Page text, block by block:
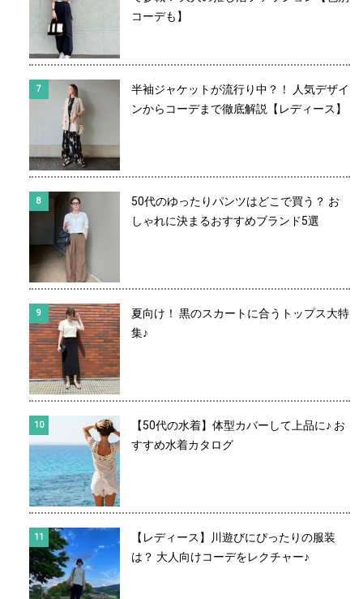
コーデも】
半袖ジャケットが流行り中？！ 人気デザイ
ンからコーデまで徹底解説【レディース】
50代のゆったりパンツはどこで買う？ お
しゃれに決まるおすすめブランド5選
夏向け！ 黒のスカートに合うトップス大特
集♪
【50代の水着】体型カバーして上品に♪ お
すすめ水着カタログ
【レディース】川遊びにぴったりの服装
は？ 大人向けコーデをレクチャー♪